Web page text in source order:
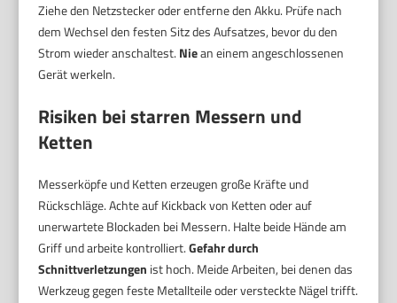
Ziehe den Netzstecker oder entferne den Akku. Prüfe nach
dem Wechsel den festen Sitz des Aufsatzes, bevor du den
Strom wieder anschaltest. Niean einem angeschlossenen
Gerät werkeln.
Risiken bei starren Messern und
Ketten
Messerköpfe und Ketten erzeugen große Kräfte und
Rückschläge. Achte auf Kickback von Ketten oder auf
unerwartete Blockaden bei Messern. Halte beide Hände am
Griff und arbeite kontrolliert.Gefahr durch
Schnittverletzungen ist hoch. Meide Arbeiten, bei denen das
Werkzeug gegen feste Metallteile oder versteckte Nägel trifft.